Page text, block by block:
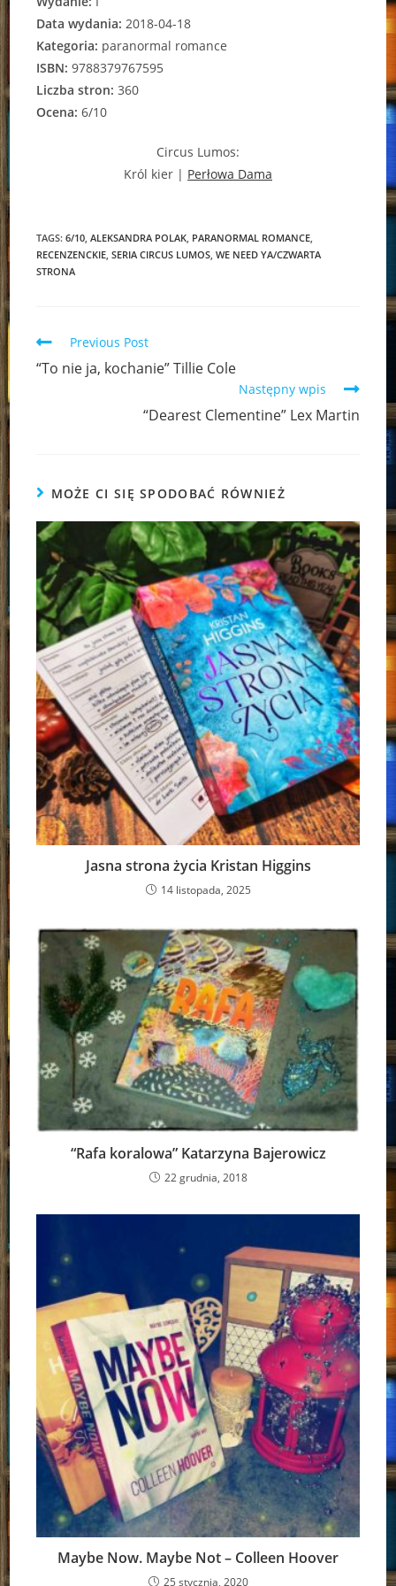
Data wydania: 2018-04-18
Kategoria: paranormal romance
ISBN: 9788379767595
Liczba stron: 360
Ocena: 6/10
Circus Lumos:
Król kier | Perłowa Dama
TAGS:6/10, ALEKSANDRA POLAK, PARANORMAL ROMANCE,
RECENZENCKIE, SERIA CIRCUS LUMOS, WE NEED YA/CZWARTA
STRONA
Read
articles
Previous Post
“To nie ja, kochanie” Tillie Cole
Następny wpis
“Dearest Clementine” Lex Martin
MOŻE CI SIĘ SPODOBAĆ RÓWNIEŻ
Jasna strona życia Kristan Higgins
14 listopada, 2025
“Rafa koralowa” Katarzyna Bajerowicz
22 grudnia, 2018
Maybe Now. Maybe Not – Colleen Hoover
25 stycznia, 2020